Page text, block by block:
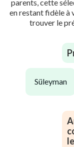
parents, cette
en restant fidèle à
trouver le
süleyman